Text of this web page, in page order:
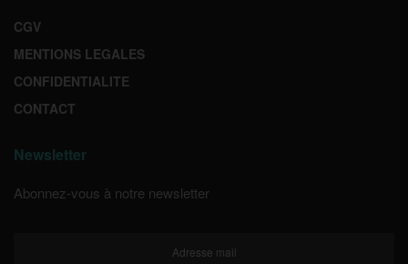
CGV
MENTIONS LEGALES
CONFIDENTIALITE
CONTACT
Newsletter
Abonnez-vous à notre newsletter